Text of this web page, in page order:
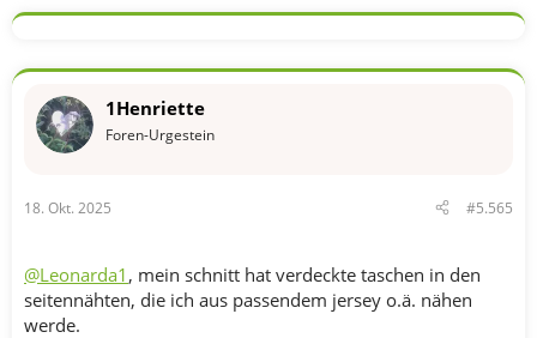
1Henriette
Foren-Urgestein
18. Okt. 2025 #5.565
@Leonarda1 , mein schnitt hat verdeckte taschen in den
seitennähten, die ich aus passendem jersey o.ä. nähen
werde.